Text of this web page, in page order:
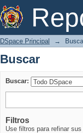
Buscar
DSpace Principal →
Buscar
Buscar:
Filtros
Use filtros para refinar